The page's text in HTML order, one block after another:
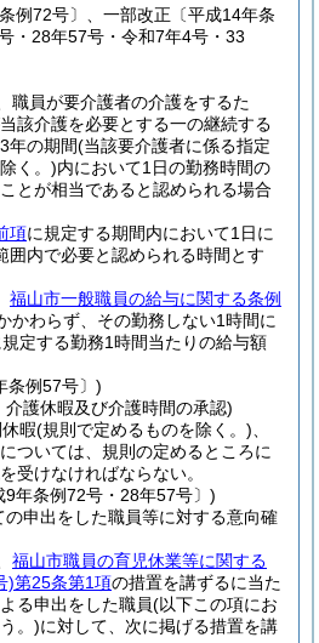
例72号〕、一部改正〔平成14年条
・28年57号・令和7年4号・33
職員が要介護者の介護をするた
該介護を必要とする一の継続する
年の期間(当該要介護者に係る指定
く。)内において1日の勤務時間の
とが相当であると認められる場合
項に規定する期間内において1日に
囲内で必要と認められる時間とす
福山市一般職員の給与に関する条例
かわらず、その勤務しない1時間に
規定する勤務1時間当たりの給与額
条例57号〕)
護休暇及び介護時間の承認)
暇(規則で定めるものを除く。)
ついては、規則の定めるところに
受けなければならない。
9年条例72号・28年57号〕)
申出をした職員等に対する意向確
福山市職員の育児休業等に関する
)第25条第1項の措置を講ずるに当た
る申出をした職員(以下この項にお
。)に対して、次に掲げる措置を講